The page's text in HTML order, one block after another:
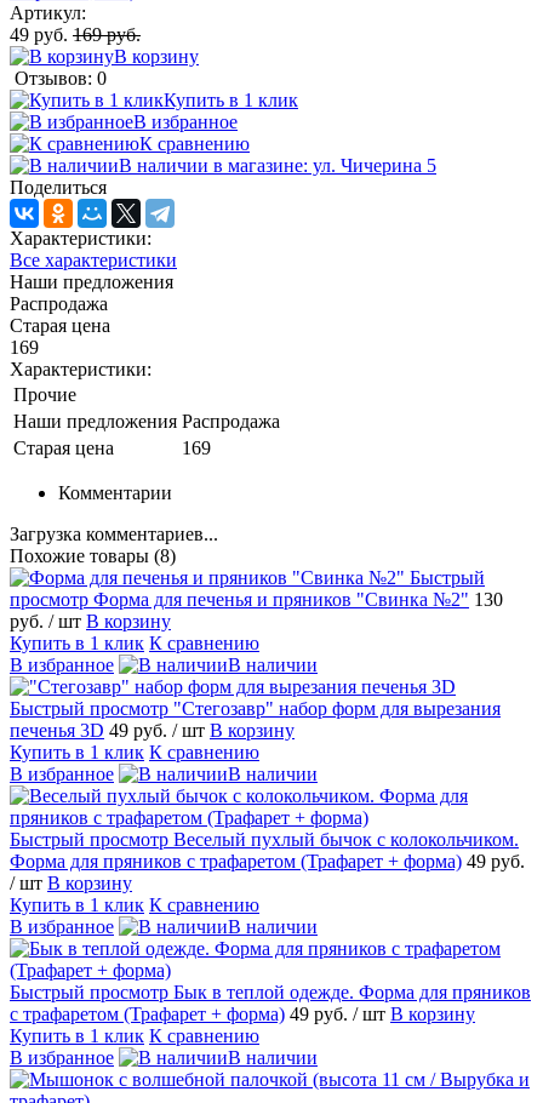
Артикул:
49 руб. 169 руб.
В корзину
Отзывов: 0
Купить в 1 клик
В избранное
К сравнению
В наличии в магазине: ул. Чичерина 5
Поделиться
Характеристики:
Все характеристики
Наши предложения
Распродажа
Старая цена
169
Характеристики:
Прочие
Наши предложения Распродажа
Старая цена
169
Комментарии
Загрузка комментариев...
Похожие товары (8)
Быстрый
просмотр Форма для печенья и пряников "Свинка №2" 130
руб. / шт В корзину
Купить в 1 клик К сравнению
В избранное
В наличии
Быстрый просмотр "Стегозавр" набор форм для вырезания
печенья 3D 49 руб. / шт В корзину
Купить в 1 клик К сравнению
В избранное
В наличии
Быстрый просмотр Веселый пухлый бычок с колокольчиком.
Форма для пряников с трафаретом (Трафарет + форма) 49 руб.
/ шт В корзину
Купить в 1 клик К сравнению
В избранное
В наличии
Быстрый просмотр Бык в теплой одежде. Форма для пряников
с трафаретом (Трафарет + форма) 49 руб. / шт В корзину
Купить в 1 клик К сравнению
В избранное
В наличии